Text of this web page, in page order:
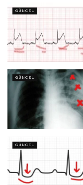
GÜNCEL
GÜNCEL
GÜNCEL